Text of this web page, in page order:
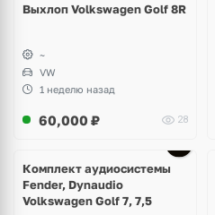
Выхлоп Volkswagen Golf 8R
~
VW
1 неделю назад
60,000 ₽ 28
Комплект аудиосистемы
Fender, Dynaudio
Volkswagen Golf 7, 7,5